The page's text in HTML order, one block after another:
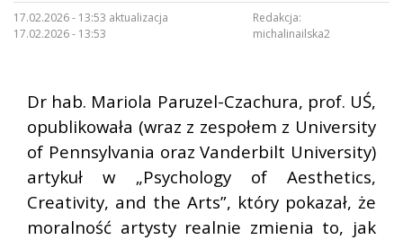
17.02.2026 - 13:53 aktualizacja
17.02.2026 - 13:53
Redakcja:
michalinailska2
Dr hab. Mariola Paruzel-Czachura, prof. UŚ,
opublikowała (wraz z zespołem z University
of Pennsylvania oraz Vanderbilt University)
artykuł w „Psychology of Aesthetics,
Creativity, and the Arts”, który pokazał, że
moralność artysty realnie zmienia to, jak